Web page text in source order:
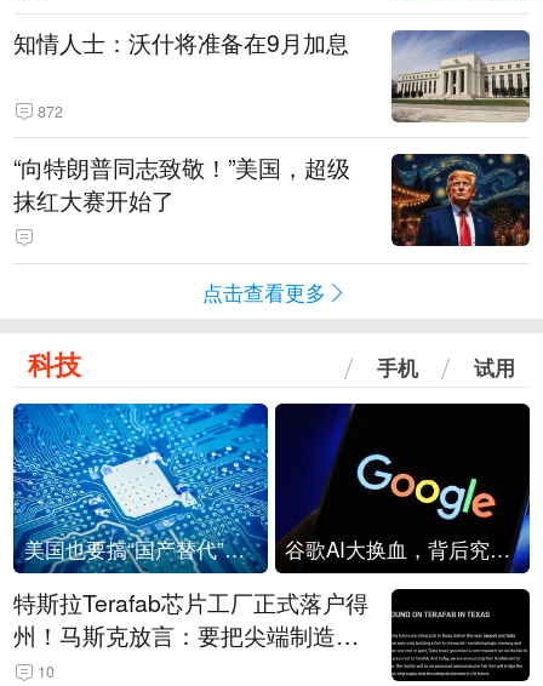
知情人士：沃什将准备在9月加息
872
“向特朗普同志致敬！”美国，超级
抹红大赛开始了
点击查看更多
科技 手机 试用
美国也要搞“国产替代”？先算清三笔账 谷歌AI大换血，背后究竟发生了什么？
特斯拉Terafab芯片工厂正式落户得
州！马斯克放言：要把尖端制造带
回美国
10